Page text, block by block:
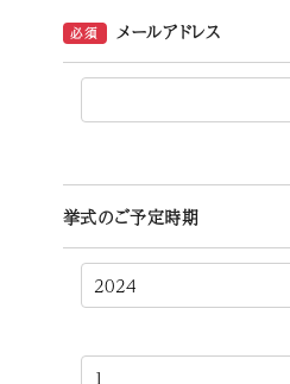
必須 メールアドレス
挙式のご予定時期